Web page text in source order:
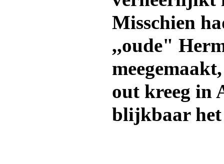
Misschien
,,oude"
out kreeg in
blijkbaar